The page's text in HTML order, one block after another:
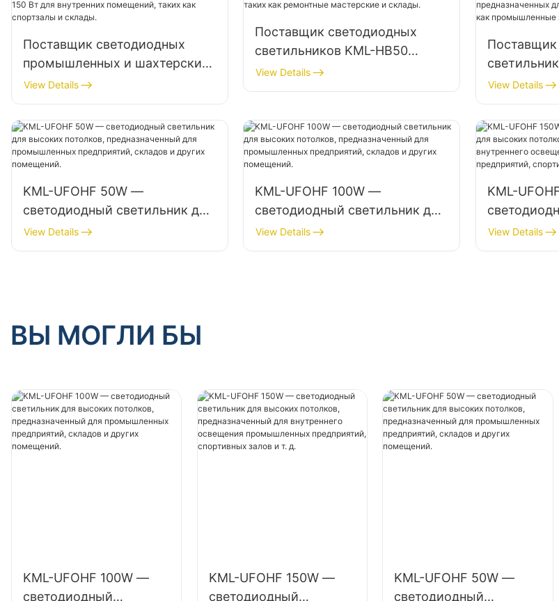
Поставщик светодиодных
промышленных и шахтерских
светильников KML-HB30
мощностью 150 Вт для
внутренних помещений, таких
как спортзалы и склады.
View Details
Поставщик светодиодных
светильников KML-HB50
мощностью 150 Вт для
высоких помещений, таких
склады.
View Details
мощностью
высоких
как
View Details
KML-UFOHF 50W —
светодиодный светильник для
высоких потолков,
предназначенный для
View Details
KML-UFOHF 100W —
светодиодный светильник для
высоких потолков,
предназначенный для
View Details
KML-
высоких
View Details
ВЫ МОГЛИ БЫ
KML-UFOHF 100W —
светодиодный
KML-UFOHF 150W —
светодиодный
KML-UFOHF 50W —
светодиодный